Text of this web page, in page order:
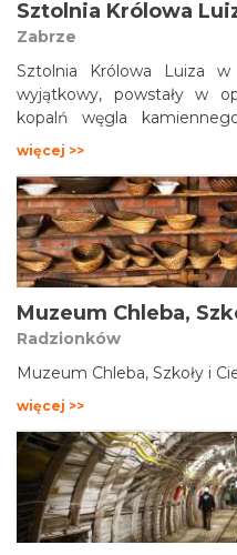
Sztolnia Królowa
Zabrze
Sztolnia Królowa Luiza
wyjątkowy, powstały w
kopalń węgla
przestrzenie zarówno na
podziemnych korytarzy,
samym centrum miasta.
więcej >>
Muzeum Chleba,
Radzionków
Muzeum Chleba, Szkoły i
więcej >>